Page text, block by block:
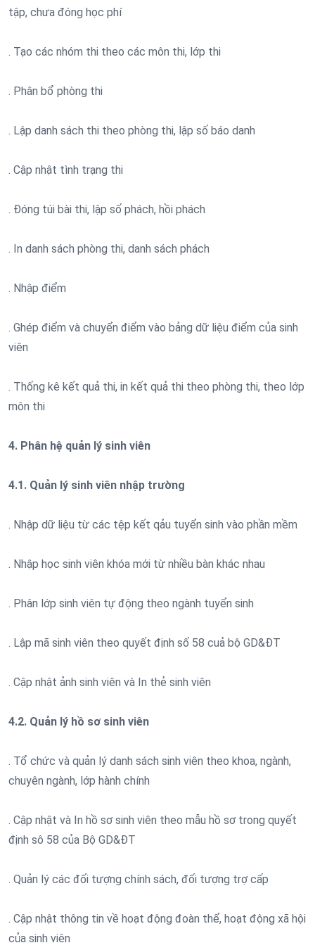
tập, chưa đóng học phí
. Tạo các nhóm thi theo các môn thi, lớp thi
. Phân bổ phòng thi
. Lập danh sách thi theo phòng thi, lập số báo danh
. Cập nhật tình trạng thi
. Đóng túi bài thi, lập số phách, hồi phách
. In danh sách phòng thi, danh sách phách
. Nhập điểm
. Ghép điểm và chuyển điểm vào bảng dữ liệu điểm của sinh
viên
. Thống kê kết quả thi, in kết quả thi theo phòng thi, theo lớp
môn thi
4. Phân hệ quản lý sinh viên
4.1. Quản lý sinh viên nhập trường
. Nhập dữ liệu từ các tệp kết qảu tuyển sinh vào phần mềm
. Nhập học sinh viên khóa mới từ nhiều bàn khác nhau
. Phân lớp sinh viên tự động theo ngành tuyển sinh
. Lập mã sinh viên theo quyết định số 58 cuả bộ GD&ĐT
. Cập nhật ảnh sinh viên và In thẻ sinh viên
4.2. Quản lý hồ sơ sinh viên
. Tổ chức và quản lý danh sách sinh viên theo khoa, ngành,
chuyên ngành, lớp hành chính
. Cập nhật và In hồ sơ sinh viên theo mẫu hồ sơ trong quyết
định sô 58 của Bộ GD&ĐT
. Quản lý các đối tượng chính sách, đối tượng trợ cấp
. Cập nhật thông tin về hoạt động đoàn thể, hoạt động xã hội
của sinh viên